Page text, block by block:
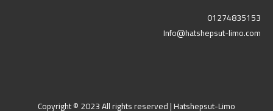
01274835153
Info@hatshepsut-limo.com
Copyright © 2023 All rights reserved | Hatshepsut-Limo